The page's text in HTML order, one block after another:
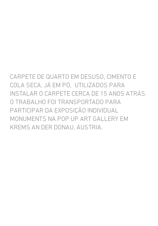
CARPETE DE QUARTO EM DESUSO, CIMENTO E
COLA SECA, JÁ EM PÓ, UTILIZADOS PARA
INSTALAR O CARPETE CERCA DE 15 ANOS ATRÁS.
O TRABALHO FOI TRANSPORTADO PARA
PARTICIPAR DA EXPOSIÇÃO INDIVIDUAL
MONUMENTS NA POP UP ART GALLERY EM
KREMS AN DER DONAU, ÁUSTRIA.